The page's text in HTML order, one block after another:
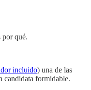
por qué.
incluido) una de las
candidata formidable.